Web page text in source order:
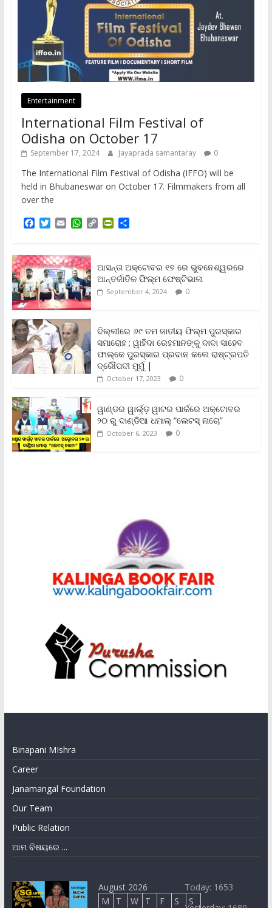
Entertainment
International Film Festival of
Odisha on October 17
September 17, 2024 Jayaprada samantaray 0
The International Film Festival of Odisha (IFFO) will be
held in Bhubaneswar on October 17. Filmmakers from all
over the
F
e
b
o
o
k
T
t
t
e
r
E
i
l
W
t
s
A
p
p
C
L
i
n
k
P
t
F
r
i
d
l
y
S
e
ଆସନ୍ତା ଅକ୍ଟୋବର ୧୭ ରେ ଭୁବନେଶ୍ୱରରେ
ଆନ୍ତର୍ଜାତିକ ଫିଲ୍ମ ଫେଷ୍ଟିଭାଲ
September 4, 2024 0
ଦିଲ୍ଲୀରେ ୬୯ ତମ ଜାତୀୟ ଫିଲ୍ମ ପୁରସ୍କାର
ସମାରୋହ ; ୱାହିଦା ରେହମାନଙ୍କୁ ଦାଦା ସାହେବ
ଫାଲ୍‌କେ ପୁରସ୍କାର ପ୍ରଦାନ କଲେ ରାଷ୍ଟ୍ରପତି
ଦ୍ରୌପଦୀ ମୁର୍ମୁ |
October 17, 2023 0
ୱାଣ୍ଡର ୱାର୍ଲ୍‌ଡ଼ ୱାଟର ପାର୍କରେ ଅକ୍ଟୋବର
୨୦ ରୁ ଦାଣ୍ଡିଆ ଧମାଲ୍ “ଲେଟସ୍ ନାଚୋ”
October 6, 2023 0
Binapani MIshra
Career
Janamangal Foundation
Our Team
Public Relation
ଆମ ବିଷୟରେ ...
August 2026
M
T W T F S
S
Today: 1653